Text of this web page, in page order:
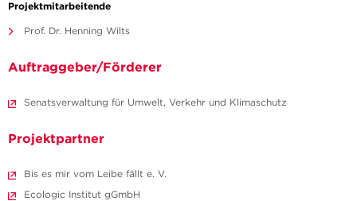
Projektmitarbeitende
Prof. Dr. Henning Wilts
Auftraggeber/Förderer
Senatsverwaltung für Umwelt, Verkehr und Klimaschutz
Projektpartner
Bis es mir vom Leibe fällt e. V.
Ecologic Institut gGmbH